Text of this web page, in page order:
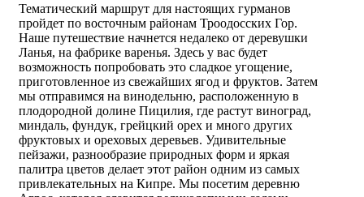
Тематический маршрут для настоящих гурманов
пройдет по восточным районам Троодосских Гор.
Наше путешествие начнется недалеко от деревушки
Ланья, на фабрике варенья. Здесь у вас будет
возможность попробовать это сладкое угощение,
приготовленное из свежайших ягод и фруктов. Затем
мы отправимся на винодельню, расположенную в
плодородной долине Пицилия, где растут виноград,
миндаль, фундук, грейцкий орех и много других
фруктовых и ореховых деревьев. Удивительные
пейзажи, разнообразие природных форм и яркая
палитра цветов делает этот район одним из самых
привлекательных на Кипре. Мы посетим деревню